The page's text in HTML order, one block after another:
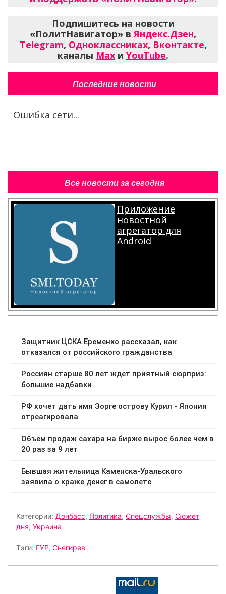
Подпишитесь на новости
«ПолитНавигатор» вЯндекс.Дзен,
Telegram, Одноклассниках, Вконтакте,
каналы Max и YouTube.
Последние новости
Ошибка сети...
Все новости за сегодня
Приложение
новостной
агрегатор для
Android
.
Категории: Донбасс, Политика, Спецслужбы, Сюжет
дня, Украина
Тэги: ГУР, Снегирев